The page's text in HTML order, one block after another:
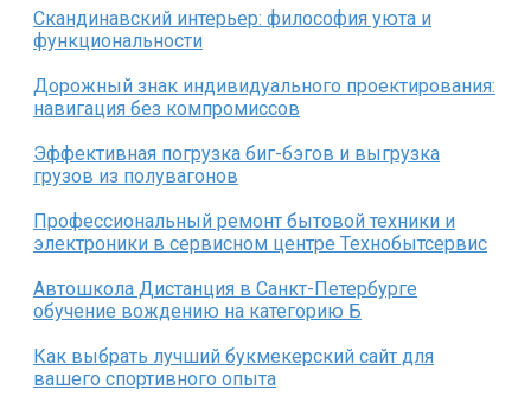
Скандинавский интерьер: философия уюта и
функциональности
Дорожный знак индивидуального проектирования:
навигация без компромиссов
Эффективная погрузка биг-бэгов и выгрузка
грузов из полувагонов
Профессиональный ремонт бытовой техники и
электроники в сервисном центре Технобытсервис
Автошкола Дистанция в Санкт-Петербурге
обучение вождению на категорию Б
Как выбрать лучший букмекерский сайт для
вашего спортивного опыта